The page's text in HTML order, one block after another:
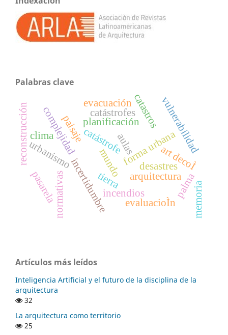
Palabras clave
desastres
tierra
mundoforma urbana
paisajecatástrofe
incertidumbre
complejidad
urbanismo
planificacióncatastros
normativas arquitectura
catástrofes vulnerabilidad
reconstrucción
palma
incendios
pasarela
evacuación
aulas
clima
art decoÌ
memoria
evaluacioÌn
Artículos más leídos
Inteligencia Artificial y el futuro de la disciplina de la
arquitectura
32
La arquitectura como territorio
25